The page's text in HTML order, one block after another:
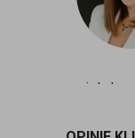
wielu